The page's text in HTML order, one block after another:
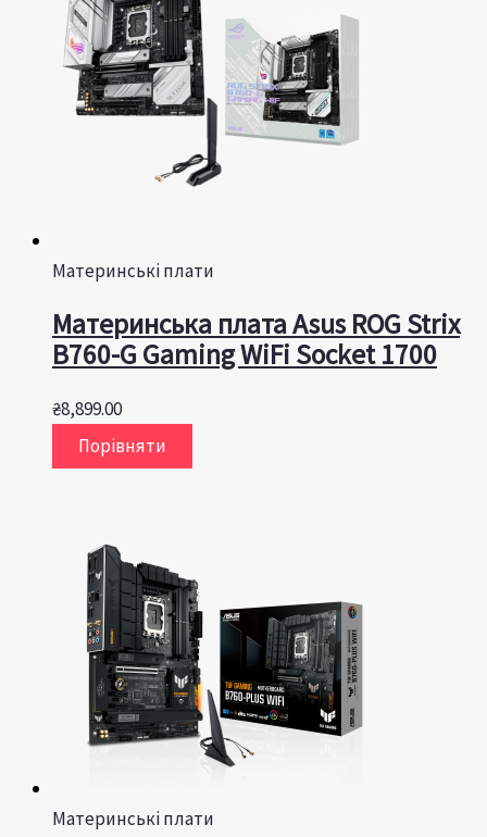
Материнські плати
Материнська плата Asus ROG Strix
B760-G Gaming WiFi Socket 1700
₴8,899.00
Порівняти
Материнські плати